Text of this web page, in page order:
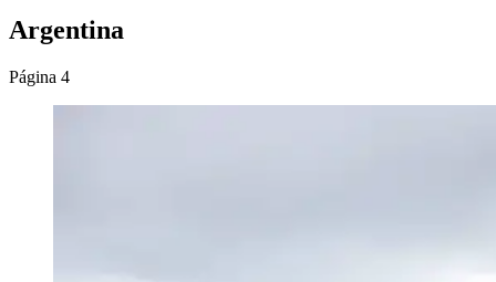
Argentina
Página 4